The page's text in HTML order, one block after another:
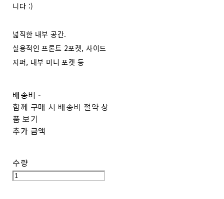
니다 :)
넓직한 내부 공간.
실용적인 프론트 2포켓, 사이드
지퍼, 내부 미니 포켓 등
배송비-
함께 구매 시 배송비 절약 상
품 보기
추가 금액
수량